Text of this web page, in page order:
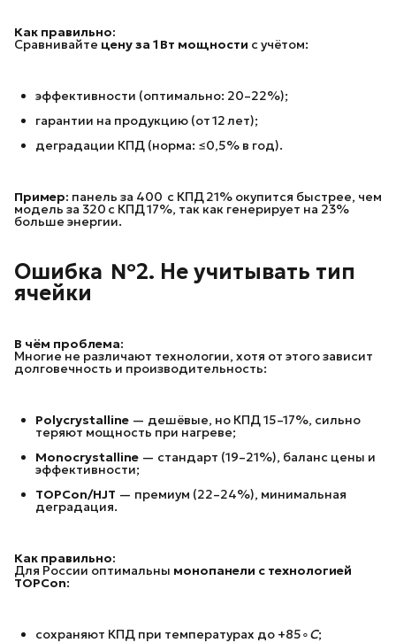
Как правильно:
Сравнивайте цену за 1 Вт мощности с учётом:
эффективности (оптимально: 20–22%);
гарантии на продукцию (от 12 лет);
деградации КПД (норма: ≤0,5% в год).
Пример: панель за 400 с КПД 21% окупится быстрее, чем
модель за 320 с КПД 17%, так как генерирует на 23%
больше энергии.
Ошибка  №2. Не учитывать тип
ячейки
В чём проблема:
Многие не различают технологии, хотя от этого зависит
долговечность и производительность:
Polycrystalline — дешёвые, но КПД 15–17%, сильно
теряют мощность при нагреве;
Monocrystalline — стандарт (19–21%), баланс цены и
эффективности;
TOPCon/HJT — премиум (22–24%), минимальная
деградация.
Как правильно:
Для России оптимальны монопанели с технологией
TOPCon:
сохраняют КПД при температурах до +85∘C;